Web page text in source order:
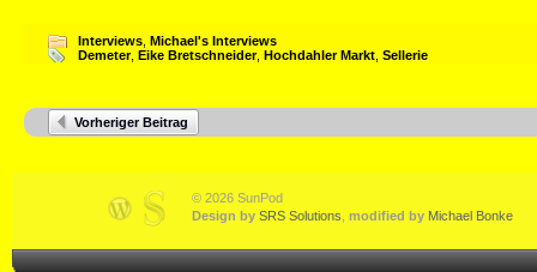
Interviews Michael's Interviews
Demeter, Eike Bretschneider, Hochdahler Markt Sellerie
Vorheriger Beitrag
© 2026 SunPod
Design by SRS Solutions modified by Michael Bonke